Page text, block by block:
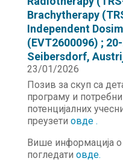
Brachytherapy
Independent
(EVT2600096) ;
Seibersdorf,
23/01/2026
Позив за скуп са
програму и
потенцијалних
преузети овде .
Више информација
погледати овде.